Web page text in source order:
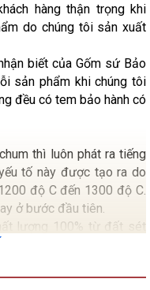
hàng thận trọng khi
do chúng tôi sản xuất
biết của Gốm sứ Bảo
sản phẩm khi chúng tôi
đều có tem bảo hành có
thì luôn phát ra tiếng
tố này được tạo ra do
độ C đến 1300 độ C.
ở bước đầu tiên.
lượng 100% từ đất sét
bẩy như các loại chum
chum không xuất hiện